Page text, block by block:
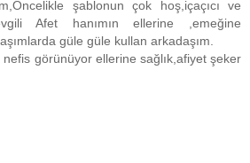
şablonun çok hoş,içaçıcı ve
Afet hanımın ellerine ,emeğine
güle güle kullan arkadaşım.
görünüyor ellerine sağlık,afiyet şeker